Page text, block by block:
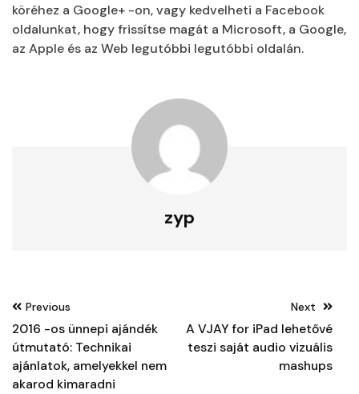
köréhez a Google+ -on, vagy kedvelheti a Facebook
oldalunkat, hogy frissítse magát a Microsoft, a Google,
az Apple és az Web legutóbbi legutóbbi oldalán.
zyp
Post
navigation
Previous
2016 -os ünnepi ajándék
útmutató: Technikai
ajánlatok, amelyekkel nem
akarod kimaradni
Next
A VJAY for iPad lehetővé
teszi saját audio vizuális
mashups